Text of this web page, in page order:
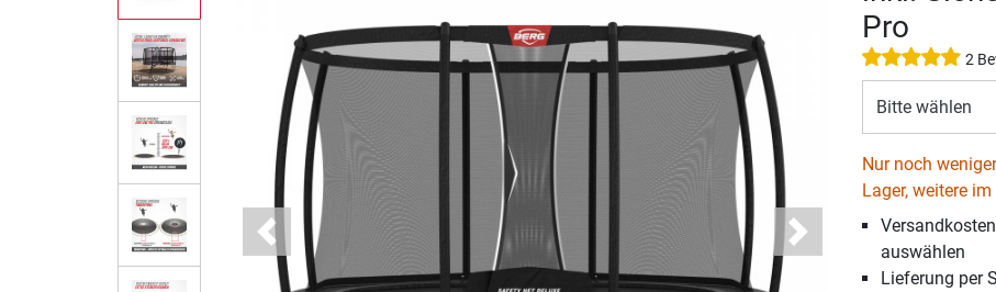
Previous Next
Pro
2
Bitte wählen
Nur noch
Lager, weitere
auswählen
Lieferung per